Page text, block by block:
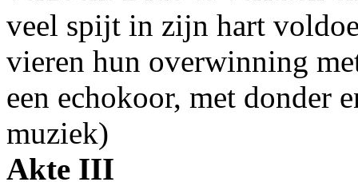
veel spijt in zijn hart
vieren hun overwinning
een echokoor, met donder
muziek)
Akte III